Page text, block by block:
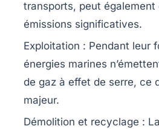
transports, peut également
émissions significatives.
Exploitation : Pendant leur
énergies marines
de gaz à effet de serre, ce
majeur.
Démolition et recyclage :